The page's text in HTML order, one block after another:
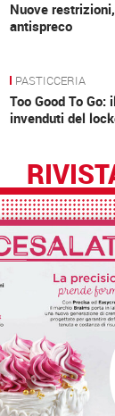
Nuove
antispreco
PASTICCERIA
Too Good To
invenduti del